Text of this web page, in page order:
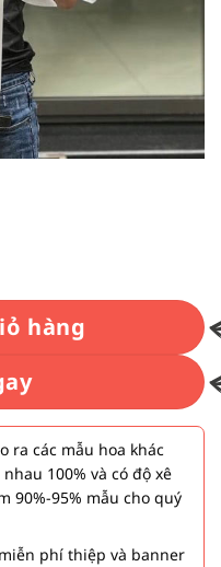
hàng
ra các mẫu hoa khác
100% và có độ xê
90%-95% mẫu cho quý
phí thiệp và banner